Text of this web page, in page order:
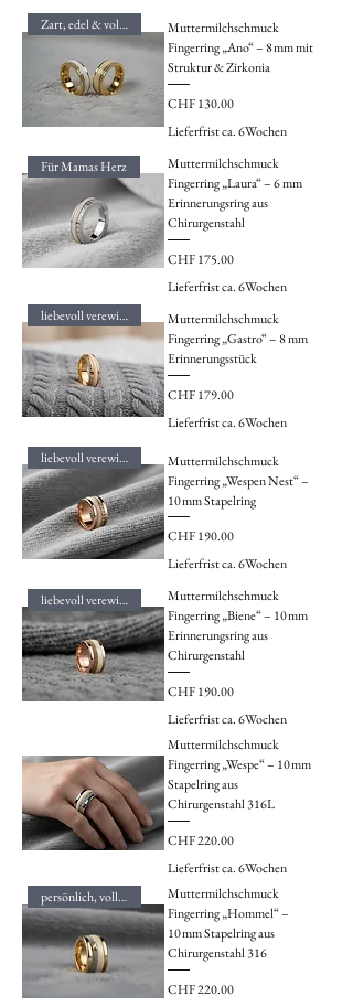
Zart, edel & voller Liebe
Muttermilchschmuck
Fingerring „Ano“ – 8 mm mit
Struktur & Zirkonia
Preis
CHF 130.00
Lieferfrist ca. 6Wochen
Für Mamas Herz
Muttermilchschmuck
Fingerring „Laura“ – 6 mm
Erinnerungsring aus
Chirurgenstahl
Preis
CHF 175.00
Lieferfrist ca. 6Wochen
liebevoll verewigt
Muttermilchschmuck
Fingerring „Gastro“ – 8 mm
Erinnerungsstück
Preis
CHF 179.00
Lieferfrist ca. 6Wochen
liebevoll verewigt
Muttermilchschmuck
Fingerring „Wespen Nest“ –
10 mm Stapelring
Preis
CHF 190.00
Lieferfrist ca. 6Wochen
liebevoll verewigt
Muttermilchschmuck
Fingerring „Biene“ – 10 mm
Erinnerungsring aus
Chirurgenstahl
Preis
CHF 190.00
Lieferfrist ca. 6Wochen
Muttermilchschmuck
Fingerring „Wespe“ – 10 mm
Stapelring aus
Chirurgenstahl 316L
Preis
CHF 220.00
Lieferfrist ca. 6Wochen
persönlich, voller Liebe
Muttermilchschmuck
Fingerring „Hommel“ –
10 mm Stapelring aus
Chirurgenstahl 316
Preis
CHF 220.00